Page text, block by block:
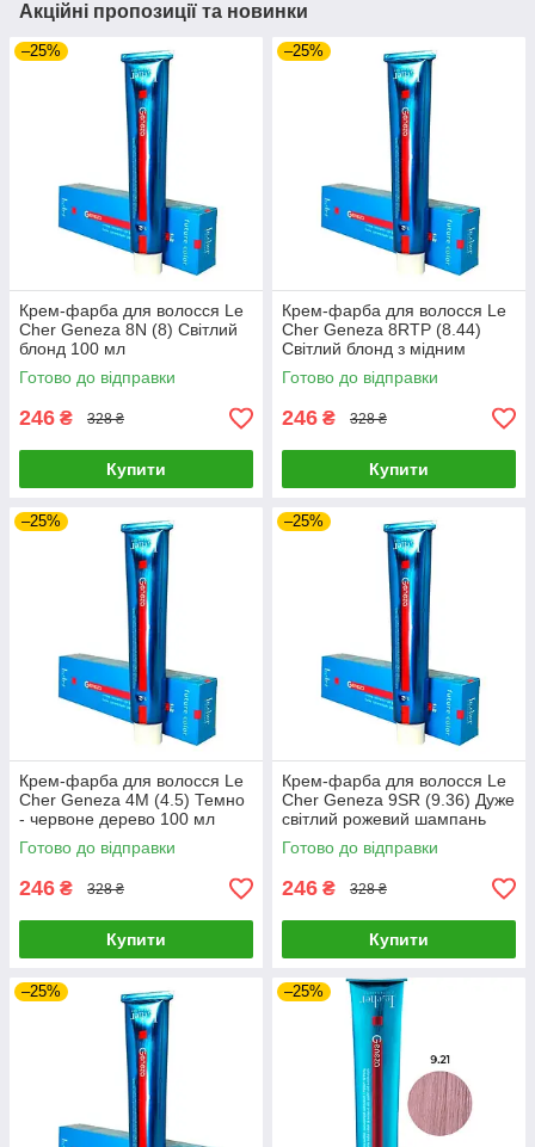
Акційні пропозиції та новинки
–25%
Крем-фарба для волосся Le
Cher Geneza 8N (8) Світлий
блонд 100 мл
Готово до відправки
246 ₴ 328 ₴
Купити
–25%
Крем-фарба для волосся Le
Cher Geneza 8RTP (8.44)
Світлий блонд з мідним
відтінком 100 мл
Готово до відправки
246 ₴ 328 ₴
Купити
–25%
Крем-фарба для волосся Le
Cher Geneza 4M (4.5) Темно
- червоне дерево 100 мл
Готово до відправки
246 ₴ 328 ₴
Купити
–25%
Крем-фарба для волосся Le
Cher Geneza 9SR (9.36) Дуже
світлий рожевий шампань
100 мл
Готово до відправки
246 ₴ 328 ₴
Купити
–25% –25%